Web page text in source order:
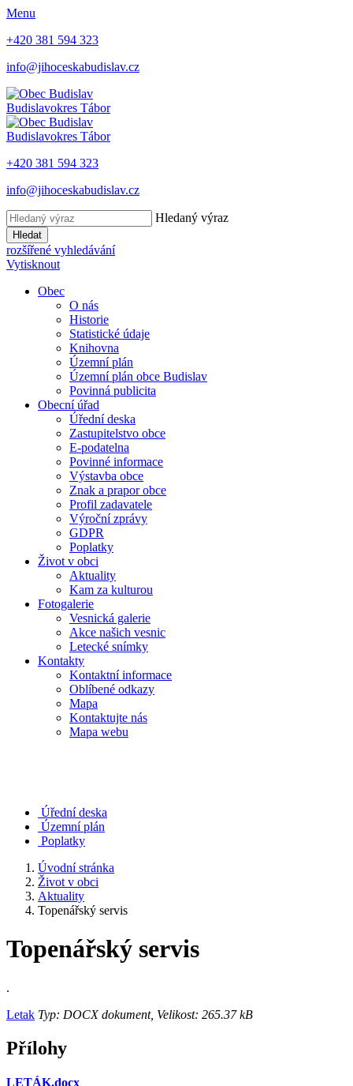
Menu
+420 381 594 323
info@jihoceskabudislav.cz
Budislavokres Tábor
Budislavokres Tábor
+420 381 594 323
info@jihoceskabudislav.cz
Hledaný výraz
Hledat
rozšířené vyhledávání
Vytisknout
Obec
O nás
Historie
Statistické údaje
Knihovna
Územní plán
Územní plán obce Budislav
Povinná publicita
Obecní úřad
Úřední deska
Zastupitelstvo obce
E-podatelna
Povinné informace
Výstavba obce
Znak a prapor obce
Profil zadavatele
Výroční zprávy
GDPR
Poplatky
Život v obci
Aktuality
Kam za kulturou
Fotogalerie
Vesnická galerie
Akce našich vesnic
Letecké snímky
Kontakty
Kontaktní informace
Oblíbené odkazy
Mapa
Kontaktujte nás
Mapa webu
Úřední deska
Územní plán
Poplatky
Úvodní stránka
Život v obci
Aktuality
Topenářský servis
Topenářský servis
.
Letak Typ: DOCX dokument, Velikost: 265.37 kB
Přílohy
LETÁK.docx